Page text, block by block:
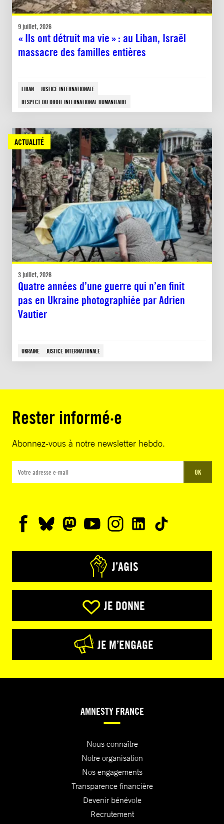
9 juillet, 2026
« Ils ont détruit ma vie » : au Liban, Israël
massacre des familles entières
LIBAN
JUSTICE INTERNATIONALE
RESPECT DU DROIT INTERNATIONAL HUMANITAIRE
ACTUALITÉ
3 juillet, 2026
Quatre années d’une guerre qui n’en finit
pas en Ukraine photographiée par Adrien
Vautier
UKRAINE JUSTICE INTERNATIONALE
Rester informé·e
Abonnez-vous à notre newsletter hebdo.
OK
J’AGIS
JE DONNE
JE M’ENGAGE
AMNESTY FRANCE
Nous connaître
Notre organisation
Nos engagements
Transparence financière
Devenir bénévole
Recrutement